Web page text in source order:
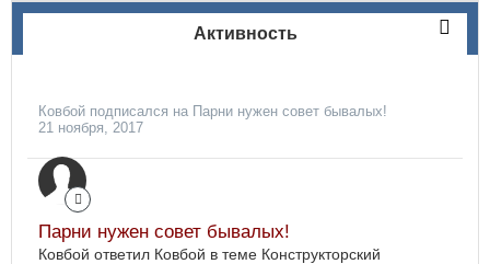
Активность
Ковбой подписался на Парни нужен совет бывалых!
21 ноября, 2017
Парни нужен совет бывалых!
Ковбой ответил Ковбой в теме Конструкторский